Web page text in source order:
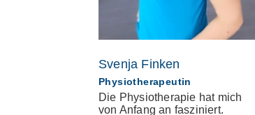
Svenja Finken
Physiotherapeutin
Die Physiotherapie hat mich
von Anfang an fasziniert.